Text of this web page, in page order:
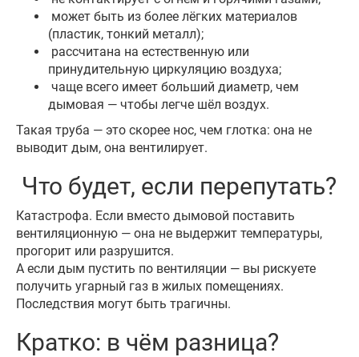
может быть из более лёгких материалов
(пластик, тонкий металл);
рассчитана на естественную или
принудительную циркуляцию воздуха;
чаще всего имеет больший диаметр, чем
дымовая — чтобы легче шёл воздух.
Такая труба — это скорее нос, чем глотка: она не
выводит дым, она вентилирует.
Что будет, если перепутать?
Катастрофа. Если вместо дымовой поставить
вентиляционную — она не выдержит температуры,
прогорит или разрушится.
А если дым пустить по вентиляции — вы рискуете
получить угарный газ в жилых помещениях.
Последствия могут быть трагичны.
Кратко: в чём разница?